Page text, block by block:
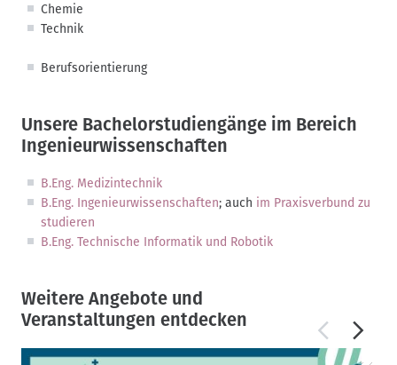
Chemie
Technik
Berufsorientierung
Unsere Bachelorstudiengänge im Bereich
Ingenieurwissenschaften
B.Eng. Medizintechnik
B.Eng. Ingenieurwissenschaften; auch im Praxisverbund zu
studieren
B.Eng. Technische Informatik und Robotik
Weitere Angebote und
Veranstaltungen entdecken